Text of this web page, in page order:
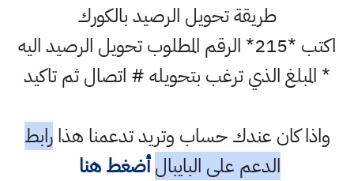
طريقة تحويل الرصيد بالكورك
اكتب *215* الرقم المطلوب تحويل الرصيد اليه
الذي ترغب بتحويله # اتصال ثم تاكيد
كان عندك حساب وتريد تدعمنا هذا رابط
الدعم على البايبالأضغط هنا